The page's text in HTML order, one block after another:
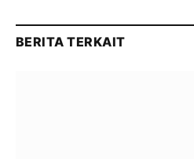
BERITA TERKAIT